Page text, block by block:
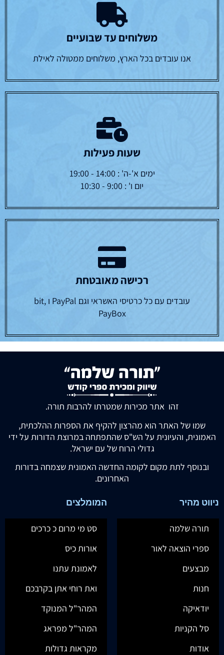
משלוחים עד שבועיים
אנו עובדים בכל הארץ, משלוחים ממטולה לאילת
שעות פעילות
ימים א'-ה' : 14:00 - 19:00
יום ו' : 9:00 - 10:30
רכישה מאובטחת
עובדים עם כל כרטיסי האשראי וגם PayPal ו bit,
PayBox
זהו אתר מכירות שמטרתו להרבות תורה.
שמו של האתר הוא מהרצון להקיף את הספרות ההלכתית,
האמונית, והעיונית על הש"ס שהתפתחה במרוצת הדורות על ידי
גדולי הרוח של עם ישראל.
ובנוסף לתת מקום לקומה החדשה האמונית שצמחה בדורות
האחרונים.
ניווט מהיר
תורה שלמה
ספרי הוצאה לאור
מבצעים
חנות
יודאיקה
סל הקניות
אודות
המומלצים
סט מי מרום כ כרכים
אורות כיס
לאמונת עתנו
ואת רוחי אתן בקרבכם
המהר"ל המנוקד
המהר"ל מפראג
מקראות גדולות